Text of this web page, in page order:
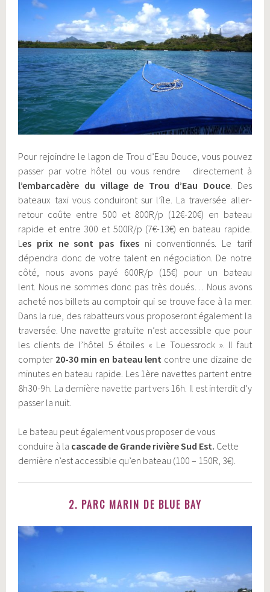
Pour rejoindre le lagon de Trou d’Eau Douce, vous pouvez
passer par votre hôtel ou vous rendre directement à
l’embarcadère du village de Trou d’Eau Douce . Des
bateaux taxi vous conduiront sur l’île. La traversée aller-
retour coûte entre 500 et 800R/p (12€-20€) en bateau
rapide et entre 300 et 500R/p (7€-13€) en bateau rapide.
Les prix ne sont pas fixesni conventionnés. Le tarif
dépendra donc de votre talent en négociation. De notre
côté, nous avons payé 600R/p (15€) pour un bateau
lent. Nous ne sommes donc pas très doués… Nous avons
acheté nos billets au comptoir qui se trouve face à la mer.
Dans la rue, des rabatteurs vous proposeront également la
traversée. Une navette gratuite n’est accessible que pour
les clients de l’hôtel 5 étoiles « Le Touessrock ». Il faut
compter 20-30 min en bateau lent contre une dizaine de
minutes en bateau rapide. Les 1ère navettes partent entre
8h30-9h. La dernière navette part vers 16h. Il est interdit d’y
passer la nuit.
Le bateau peut également vous proposer de vous
conduire à la cascade de Grande rivière Sud Est. Cette
dernière n’est accessible qu’en bateau (100 – 150R, 3€).
2. PARC MARIN DE BLUE BAY